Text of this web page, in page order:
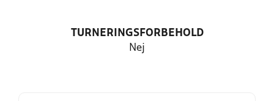
TURNERINGSFORBEHOLD
Nej